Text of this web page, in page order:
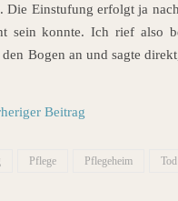
Einstufung erfolgt ja
sein konnte. Ich rief also
Bogen an und sagte
Beitrag
Pflege Pflegeheim Tod